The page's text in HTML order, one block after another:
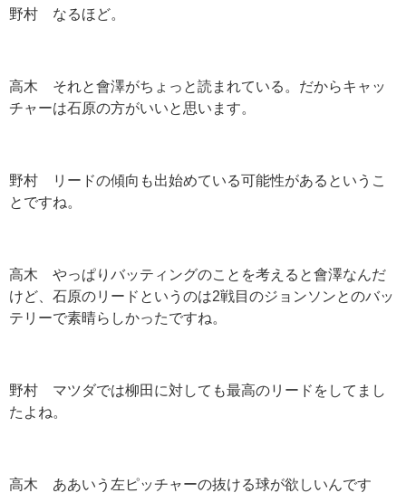
野村 なるほど。
高木 それと會澤がちょっと読まれている。だからキャッ
チャーは石原の方がいいと思います。
野村 リードの傾向も出始めている可能性があるというこ
とですね。
高木 やっぱりバッティングのことを考えると會澤なんだ
けど、石原のリードというのは2戦目のジョンソンとのバッ
テリーで素晴らしかったですね。
野村 マツダでは柳田に対しても最高のリードをしてまし
たよね。
高木 ああいう左ピッチャーの抜ける球が欲しいんです